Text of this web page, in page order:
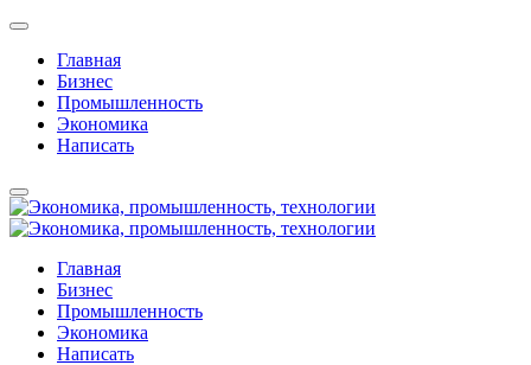
Главная
Бизнес
Промышленность
Экономика
Написать
Главная
Бизнес
Промышленность
Экономика
Написать